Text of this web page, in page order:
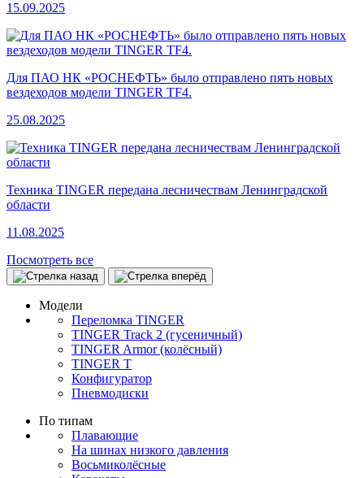
15.09.2025
Для ПАО НК «РОСНЕФТЬ» было отправлено пять новых
вездеходов модели TINGER TF4.
25.08.2025
Техника TINGER передана лесничествам Ленинградской
области
11.08.2025
Посмотреть все
Модели
Переломка TINGER
TINGER Track 2 (гусеничный)
TINGER Armor (колёсный)
TINGER T
Конфигуратор
Пневмодиски
По типам
Плавающие
На шинах низкого давления
Восьмиколёсные